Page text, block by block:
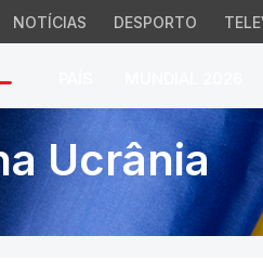
NOTÍCIAS DESPORTO
Ucrânia
Ucrânia